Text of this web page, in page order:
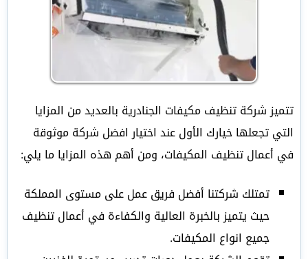
تتميز شركة تنظيف مكيفات الجنادرية بالعديد من المزايا
التي تجعلها خيارك الأول عند اختيار افضل شركة موثوقة
في أعمال تنظيف المكيفات، ومن أهم هذه المزايا ما يلي:
تمتلك شركتنا أفضل فريق عمل على مستوى المملكة
حيث يتميز بالخبرة العالية والكفاءة في أعمال تنظيف
جميع انواع المكيفات.